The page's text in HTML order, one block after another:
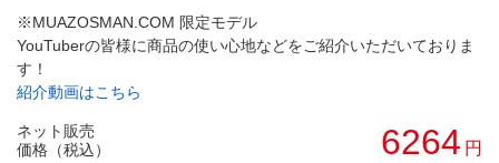
※MUAZOSMAN.COM 限定モデル
YouTuberの皆様に商品の使い心地などをご紹介いただいておりま
す！
紹介動画はこちら
ネット販売
価格（税込）
6264 円